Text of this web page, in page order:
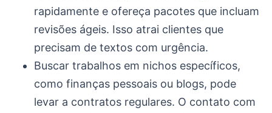
rapidamente e ofereça pacotes que incluam
revisões ágeis. Isso atrai clientes que
precisam de textos com urgência.
Buscar trabalhos em nichos específicos,
como finanças pessoais ou blogs, pode
levar a contratos regulares. O contato com